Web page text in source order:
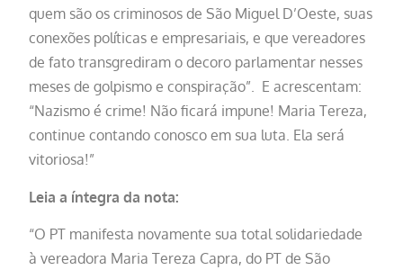
quem são os criminosos de São Miguel D’Oeste, suas
conexões políticas e empresariais, e que vereadores
de fato transgrediram o decoro parlamentar nesses
meses de golpismo e conspiração”. E acrescentam:
“Nazismo é crime! Não ficará impune! Maria Tereza,
continue contando conosco em sua luta. Ela será
vitoriosa!”
Leia a íntegra da nota:
“O PT manifesta novamente sua total solidariedade
à vereadora Maria Tereza Capra, do PT de São